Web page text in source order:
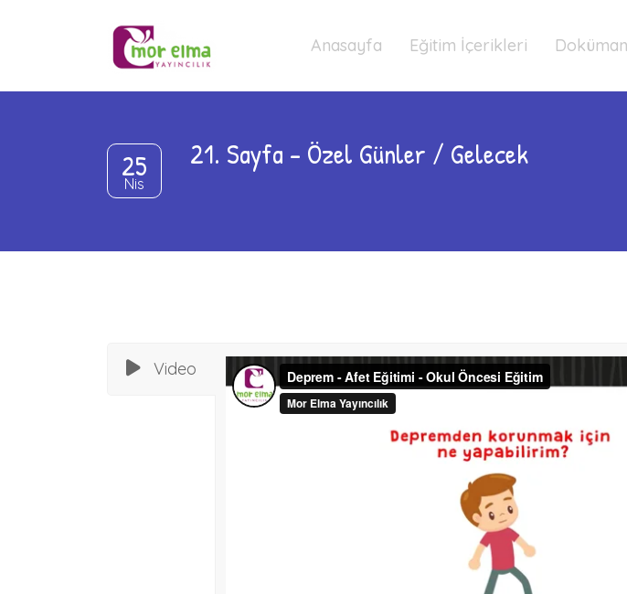
Anasayfa Eğitim İçerikleri Doküman
25
Nis
21. Sayfa – Özel Günler / Gelecek
Video